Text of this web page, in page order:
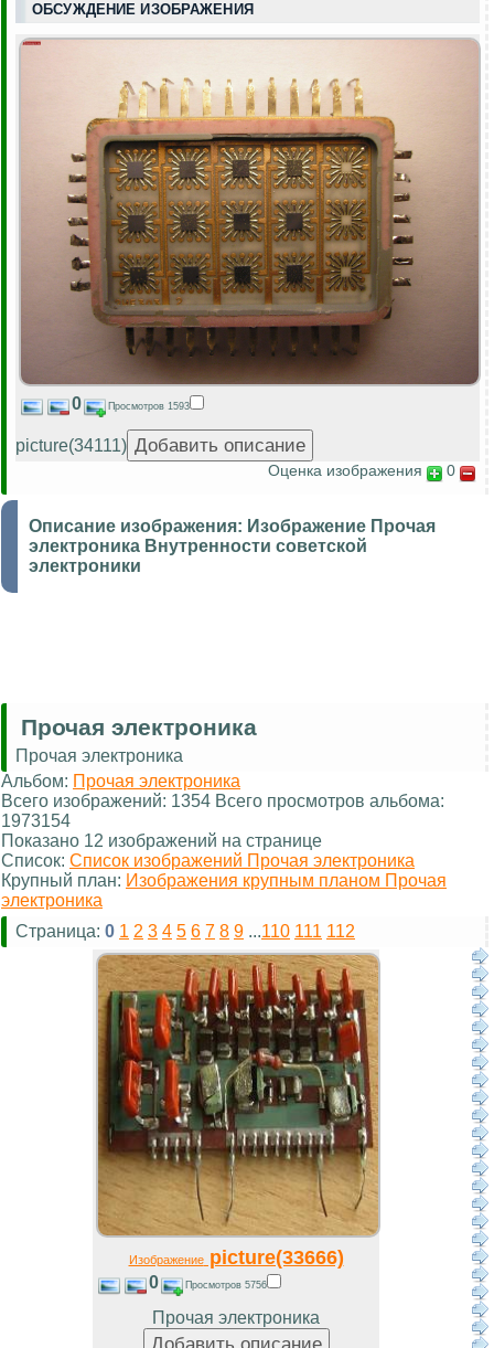
ОБСУЖДЕНИЕ ИЗОБРАЖЕНИЯ
0 Просмотров 1593
picture(34111)
Оценка изображения 0
Описание изображения: Изображение Прочая
электроника Внутренности советской
электроники
Прочая электроника
Прочая электроника
Альбом: Прочая электроника
Всего изображений: 1354 Всего просмотров альбома:
1973154
Показано 12 изображений на странице
Список: Список изображений Прочая электроника
Крупный план: Изображения крупным планом Прочая
электроника
Страница: 0 1 2 3 4 5 6 7 8 9 ...110 111 112
Изображениеpicture(33666)
0 Просмотров 5756
Прочая электроника